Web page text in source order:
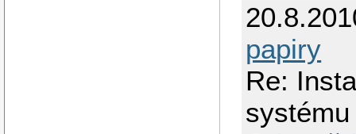
papiry
Re:
systému